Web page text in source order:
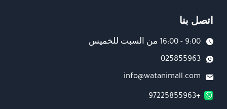
اتصل بنا
9:00 - 16:00 من السبت للخميس
025855963
info@watanimall.com
+97225855963